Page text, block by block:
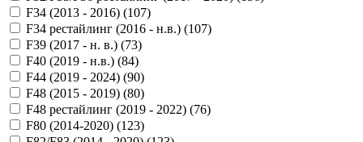
F34 (2013 - 2016) (107)
F34 рестайлинг (2016 - н.в.) (107)
F39 (2017 - н. в.) (73)
F40 (2019 - н.в.) (84)
F44 (2019 - 2024) (90)
F48 (2015 - 2019) (80)
F48 рестайлинг (2019 - 2022) (76)
F80 (2014-2020) (123)